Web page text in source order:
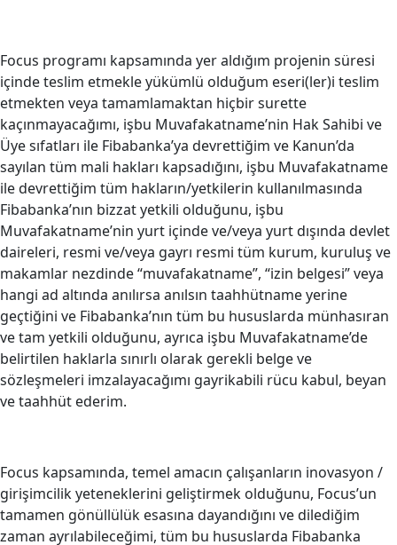
Focus programı kapsamında yer aldığım projenin süresi
içinde teslim etmekle yükümlü olduğum eseri(ler)i teslim
etmekten veya tamamlamaktan hiçbir surette
kaçınmayacağımı, işbu Muvafakatname’nin Hak Sahibi ve
Üye sıfatları ile Fibabanka’ya devrettiğim ve Kanun’da
sayılan tüm mali hakları kapsadığını, işbu Muvafakatname
ile devrettiğim tüm hakların/yetkilerin kullanılmasında
Fibabanka’nın bizzat yetkili olduğunu, işbu
Muvafakatname’nin yurt içinde ve/veya yurt dışında devlet
daireleri, resmi ve/veya gayrı resmi tüm kurum, kuruluş ve
makamlar nezdinde “muvafakatname”, “izin belgesi” veya
hangi ad altında anılırsa anılsın taahhütname yerine
geçtiğini ve Fibabanka’nın tüm bu hususlarda münhasıran
ve tam yetkili olduğunu, ayrıca işbu Muvafakatname’de
belirtilen haklarla sınırlı olarak gerekli belge ve
sözleşmeleri imzalayacağımı gayrikabili rücu kabul, beyan
ve taahhüt ederim.
Focus kapsamında, temel amacın çalışanların inovasyon /
girişimcilik yeteneklerini geliştirmek olduğunu, Focus’un
tamamen gönüllülük esasına dayandığını ve dilediğim
zaman ayrılabileceğimi, tüm bu hususlarda Fibabanka